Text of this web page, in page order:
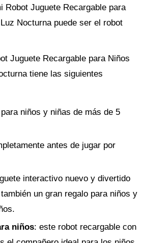
Robot Juguete Recargable para
Nocturna puede ser el robot
Juguete Recargable para Niños
tiene las siguientes
niños y niñas de más de 5
antes de jugar por
interactivo nuevo y divertido
un gran regalo para niños y
niños: este robot recargable con